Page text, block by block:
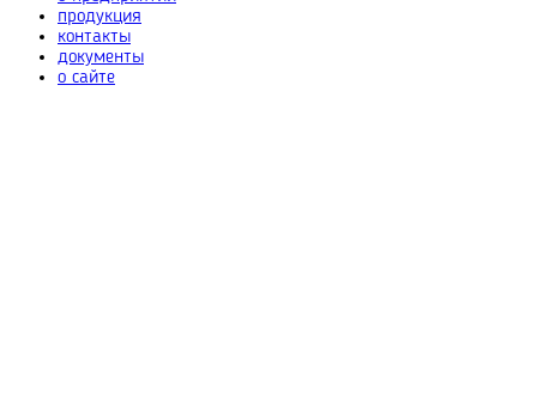
продукция
контакты
документы
о сайте